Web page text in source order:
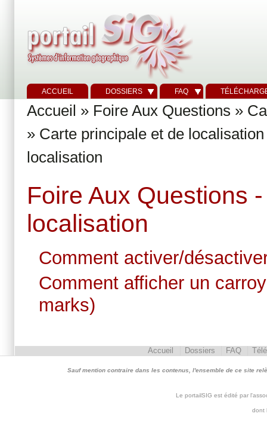
ACCUEIL DOSSIERS FAQ
Accueil » Foire Aux Questions »
» Carte principale et de localisation
localisation
Foire Aux Questions
localisation
Comment activer/
Comment afficher un
marks)
Accueil Dossiers FAQ
Sauf mention contraire dans les contenus, l'ensemble de ce site
Le portailSIG est édité par
dont